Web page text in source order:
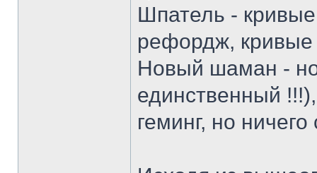
Шпатель - кривые
рефордж,
Новый шаман -
единственный
геминг, но